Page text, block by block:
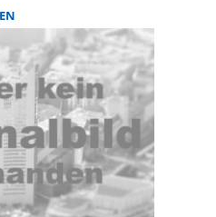
12 Uhr möglich, hier gibt